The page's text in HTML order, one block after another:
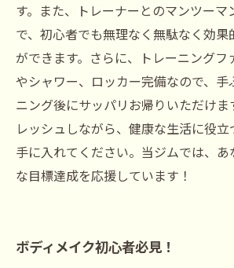
す。また、トレーナーとのマンツーマ
で、初心者でも無理なく無駄なく効果
ができます。さらに、トレーニングフ
やシャワー、ロッカー完備なので、手
ニング後にサッパリお帰りいただけま
レッシュしながら、健康な生活に役
手に入れてください。当ジムでは、
な目標達成を応援しています！
ボディメイク初心者必見！